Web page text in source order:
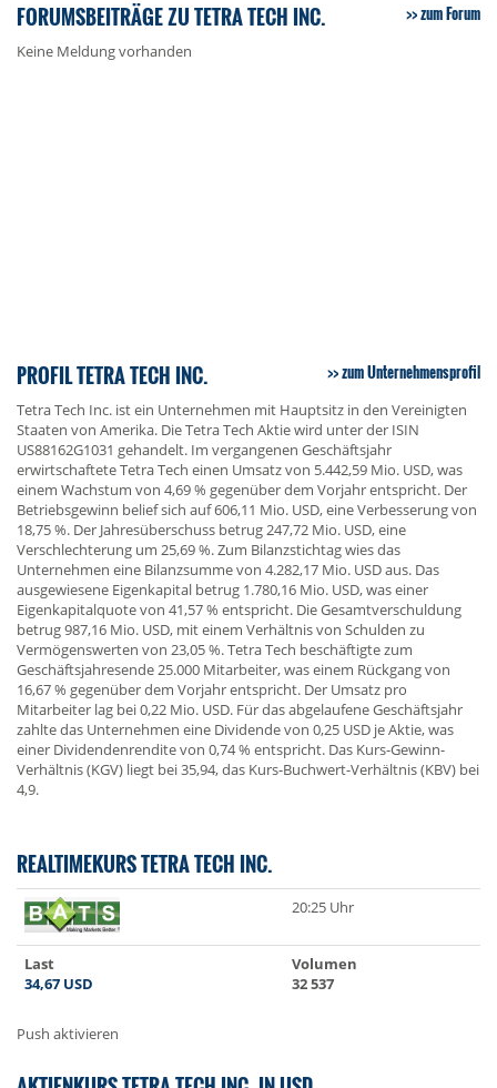
FORUMSBEITRÄGE ZU TETRA TECH INC. zum Forum
Keine Meldung vorhanden
PROFIL TETRA TECH INC. zum Unternehmensprofil
Tetra Tech Inc. ist ein Unternehmen mit Hauptsitz in den Vereinigten
Staaten von Amerika. Die Tetra Tech Aktie wird unter der ISIN
US88162G1031 gehandelt. Im vergangenen Geschäftsjahr
erwirtschaftete Tetra Tech einen Umsatz von 5.442,59 Mio. USD, was
einem Wachstum von 4,69 % gegenüber dem Vorjahr entspricht. Der
Betriebsgewinn belief sich auf 606,11 Mio. USD, eine Verbesserung von
18,75 %. Der Jahresüberschuss betrug 247,72 Mio. USD, eine
Verschlechterung um 25,69 %. Zum Bilanzstichtag wies das
Unternehmen eine Bilanzsumme von 4.282,17 Mio. USD aus. Das
ausgewiesene Eigenkapital betrug 1.780,16 Mio. USD, was einer
Eigenkapitalquote von 41,57 % entspricht. Die Gesamtverschuldung
betrug 987,16 Mio. USD, mit einem Verhältnis von Schulden zu
Vermögenswerten von 23,05 %. Tetra Tech beschäftigte zum
Geschäftsjahresende 25.000 Mitarbeiter, was einem Rückgang von
16,67 % gegenüber dem Vorjahr entspricht. Der Umsatz pro
Mitarbeiter lag bei 0,22 Mio. USD. Für das abgelaufene Geschäftsjahr
zahlte das Unternehmen eine Dividende von 0,25 USD je Aktie, was
einer Dividendenrendite von 0,74 % entspricht. Das Kurs-Gewinn-
Verhältnis (KGV) liegt bei 35,94, das Kurs-Buchwert-Verhältnis (KBV) bei
4,9.
REALTIMEKURS TETRA TECH INC.
20:25 Uhr
Last
34,67 USD
Volumen
32 537
Push aktivieren